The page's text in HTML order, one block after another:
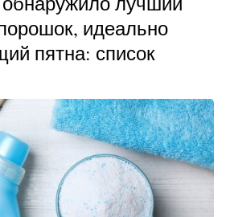
идеально
пятна: список